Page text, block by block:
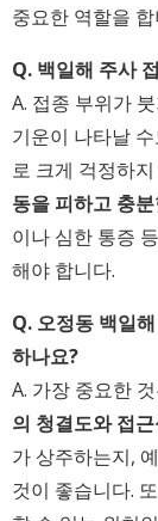
중요한 역할을 합
Q. 백일해 주사
A. 접종 부위가
기운이 나타날
로 크게 걱정하
동을 피하고 충
이나 심한 통증
해야 합니다.
Q. 오정동 백일
하나요?
A. 가장 중요한
의 청결도와 접
가 상주하는지,
것이 좋습니다.